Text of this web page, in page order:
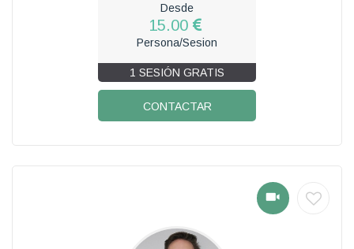
Desde
15.00
Persona/Sesion
1 SESIÓN GRATIS
CONTACTAR